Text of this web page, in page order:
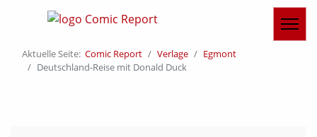
Aktuelle Seite: Comic Report Verlage
Egmont
Deutschland-Reise mit Donald Duck